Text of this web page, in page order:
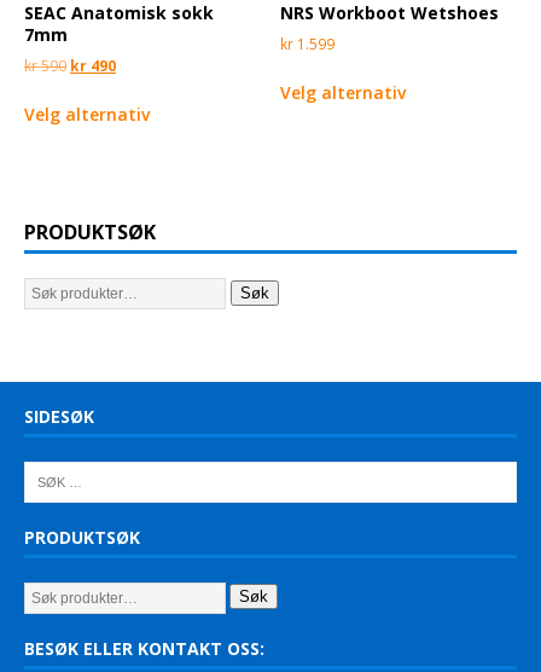
SEAC Anatomisk sokk
7mm
kr590 kr 490
Velg alternativ
NRS Workboot Wetshoes
kr 1.599
Velg alternativ
PRODUKTSØK
Søk
SIDESØK
PRODUKTSØK
Søk
BESØK ELLER KONTAKT OSS: